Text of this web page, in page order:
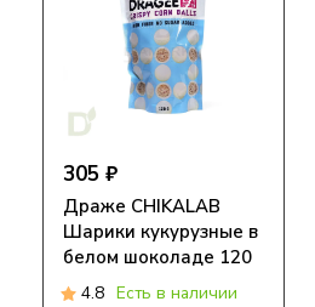
305 ₽
Драже CHIKALAB
Шарики кукурузные в
белом шоколаде 120
гр.4.8 Есть в наличии